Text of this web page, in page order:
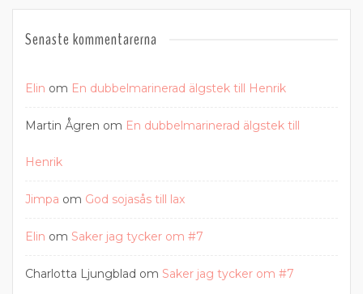
Senaste kommentarerna
Elin om En dubbelmarinerad älgstek till Henrik
Martin Ågren om En dubbelmarinerad älgstek till
Henrik
Jimpa om God sojasås till lax
Elin om Saker jag tycker om #7
Charlotta Ljungblad om Saker jag tycker om #7